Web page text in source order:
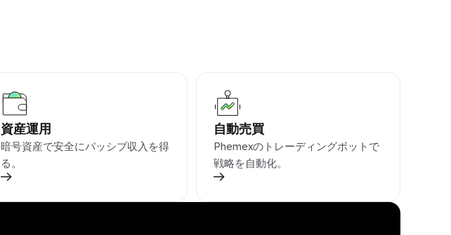
資産運用
暗号資産で安全にパッシブ収入を得
る。
自動売買
Phemexのトレーディングボットで
戦略を自動化。